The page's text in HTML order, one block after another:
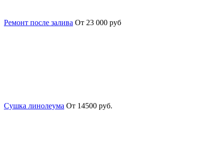
Ремонт после залива От 23 000 руб
Сушка линолеума От 14500 руб.